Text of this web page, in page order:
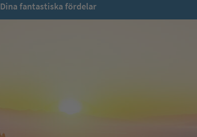
Dina fantastiska fördelar